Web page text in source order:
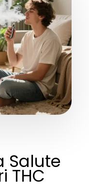
Salute
THC